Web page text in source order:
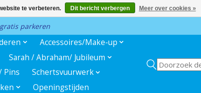
parkeren
Accessoires/Make-up
Sarah / Abraham/ Jubileum
Pins
Schertsvuurwerk
Openingstijden
te verbeteren. Dit bericht verbergen Meer over cookies »